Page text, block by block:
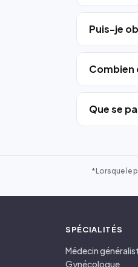
Puis-je
Combien
Que se
*Lorsque le
SPÉCIALITÉS
Médecin
Gynécologue